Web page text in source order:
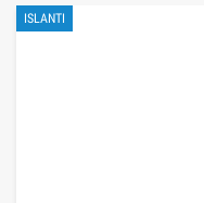
ISLANTI